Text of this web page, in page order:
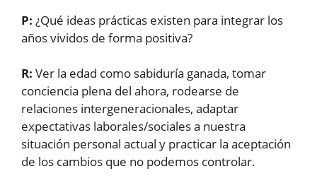
P: ¿Qué ideas prácticas existen para integrar los
años vividos de forma positiva?
R: Ver la edad como sabiduría ganada, tomar
conciencia plena del ahora, rodearse de
relaciones intergeneracionales, adaptar
expectativas laborales/sociales a nuestra
situación personal actual y practicar la aceptación
de los cambios que no podemos controlar.